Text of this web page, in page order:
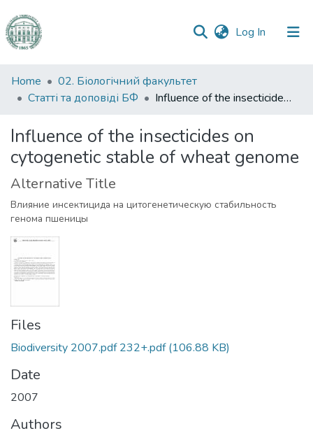
Log In (current)
Communities
&
All of DSpace
Statistics
Home
02. Біологічний факультет
Статті та доповіді БФ
Influence of the insecticides on cytogenetic stable of wheat genome
Influence of the insecticides on
cytogenetic stable of wheat genome
Alternative Title
Влияние инсектицида на цитогенетическую стабильность
генома пшеницы
Files
Biodiversity 2007.pdf 232+.pdf(106.88 KB)
Date
2007
Authors